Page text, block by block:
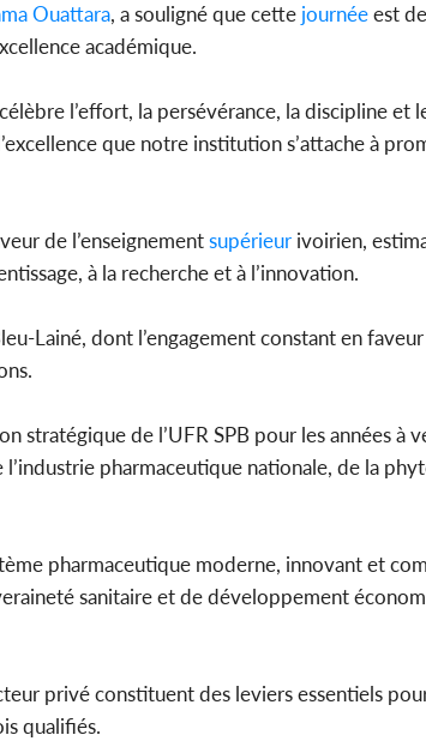
Ouattara, a souligné que cette journéeest
académique.
l’effort, la persévérance, la discipline et
que notre institution s’attache à
de l’enseignementsupérieur ivoirien,
à la recherche et à l’innovation.
Lainé, dont l’engagement constant en
stratégique de l’UFR SPB pour les années à
pharmaceutique nationale, de la
pharmaceutique moderne, innovant et
sanitaire et de développement
privé constituent des leviers essentiels
qualifiés.